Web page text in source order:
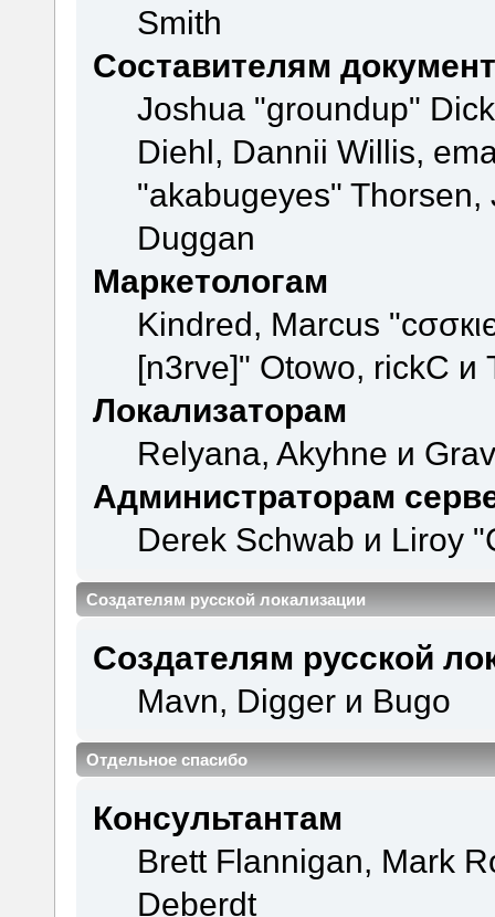
Smith
Составителям
Joshua "groundup"
Diehl, Dannii Willis,
"akabugeyes"
Duggan
Маркетологам
Kindred, Marcus
[n3rve]" Otowo, rickC и
Локализаторам
Relyana, Akyhne и
Администраторам
Derek Schwab и Liroy
Создателям русской локализации
Создателям русской
Mavn, Digger и Bugo
Отдельное спасибо
Консультантам
Brett Flannigan, Mark
Deberdt